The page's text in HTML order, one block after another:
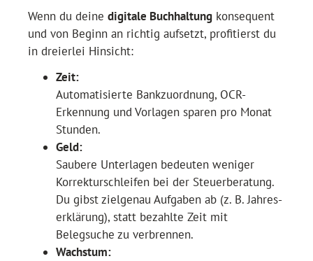
Wenn du deine digitale Buchhaltung konsequent
und von Beginn an richtig aufsetzt, profitierst du
in dreierlei Hinsicht:
Zeit:
Automatisierte Bank­zuordnung, OCR-
Erkennung und Vorlagen sparen pro Monat
Stunden.
Geld:
Saubere Unterlagen bedeuten weniger
Korrekturschleifen bei der Steuerberatung.
Du gibst zielgenau Aufgaben ab (z. B. Jahres­
erklärung), statt bezahlte Zeit mit
Belegsuche zu verbrennen.
Wachstum: